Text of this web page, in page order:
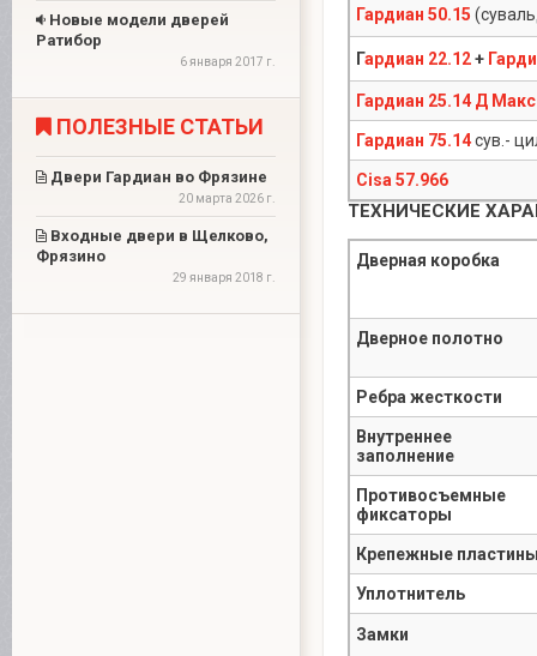
Новые модели дверей
Ратибор
6 января 2017 г.
ПОЛЕЗНЫЕ СТАТЬИ
Двери Гардиан во Фрязине
20 марта 2026 г.
Входные двери в Щелково,
Фрязино
29 января 2018 г.
Гардиан 50.15
Гардиан 22.12+
Гардиан 25.14 Д
Гардиан 75.14сув.-
Cisa 57.966
ТЕХНИЧЕСКИЕ
Дверная коробка
Дверное полотно
Ребра жесткости
Внутреннее
заполнение
Противосъемные
фиксаторы
Крепежные
Уплотнитель
Замки